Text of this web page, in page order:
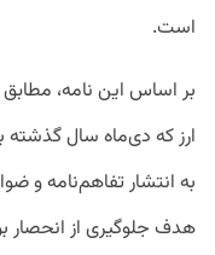
است.
بر اساس این نامه، مطابق
ارز که دی‌‌ماه سال گذشته
به انتشار تفاهم‌نامه و
هدف جلوگیری از انحصار